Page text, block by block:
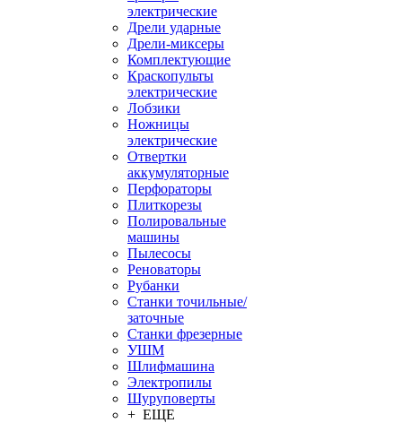
электрические
Дрели ударные
Дрели-миксеры
Комплектующие
Краскопульты
электрические
Лобзики
Ножницы
электрические
Отвертки
аккумуляторные
Перфораторы
Плиткорезы
Полировальные
машины
Пылесосы
Реноваторы
Рубанки
Станки точильные/
заточные
Станки фрезерные
УШМ
Шлифмашина
Электропилы
Шуруповерты
+ ЕЩЕ